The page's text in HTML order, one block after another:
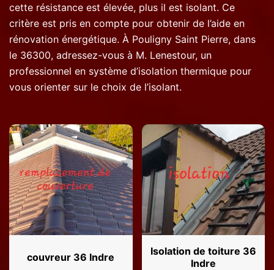
cette résistance est élevée, plus il est isolant. Ce
critère est pris en compte pour obtenir de l’aide en
rénovation énergétique. À Pouligny Saint Pierre, dans
le 36300, adressez-vous à M. Lenestour, un
professionnel en système d’isolation thermique pour
vous orienter sur le choix de l’isolant.
couvreur 36 Indre
Isolation de toiture 36
Indre